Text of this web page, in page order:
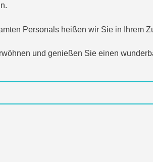
Personals heißen wir Sie in Ihrem
und genießen Sie einen